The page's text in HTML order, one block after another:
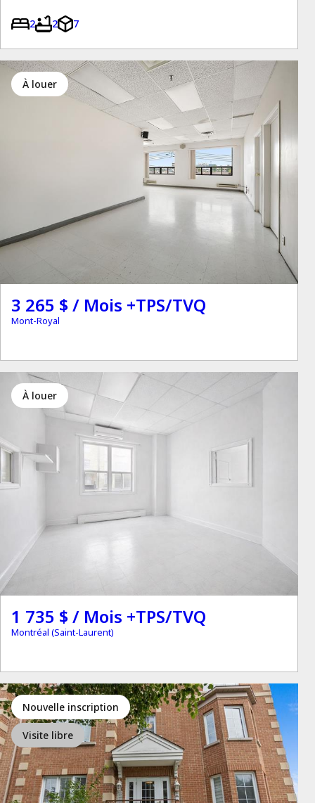
2 2 7
à louer
3 265 $ / Mois +TPS/TVQ
Mont-Royal
à louer
1 735 $ / Mois +TPS/TVQ
Montréal (Saint-Laurent)
Nouvelle inscription
Visite libre